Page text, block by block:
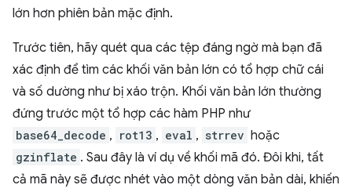
lớn hơn phiên bản mặc định.
Trước tiên, hãy quét qua các tệp đáng ngờ mà bạn đã
xác định để tìm các khối văn bản lớn có tổ hợp chữ cái
và số dường như bị xáo trộn. Khối văn bản lớn thường
đứng trước một tổ hợp các hàm PHP như
base64_decode , rot13 , eval , strrev hoặc
gzinflate . Sau đây là ví dụ về khối mã đó. Đôi khi, tất
cả mã này sẽ được nhét vào một dòng văn bản dài, khiến